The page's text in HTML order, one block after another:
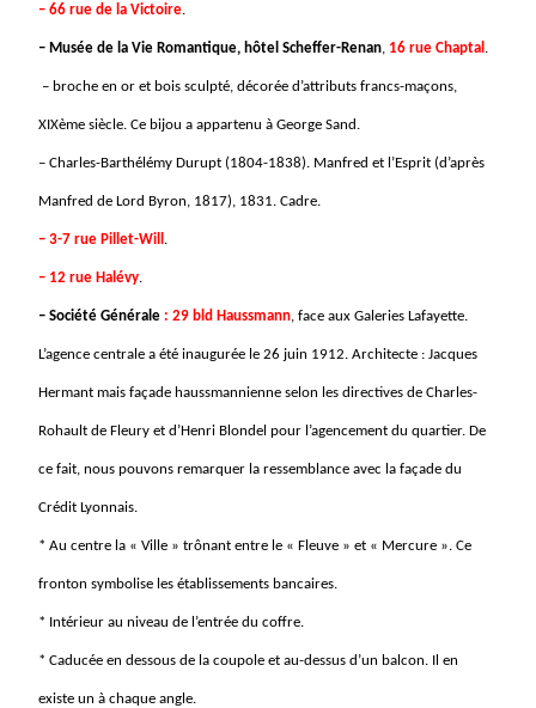
– 66 rue de la Victoire.
– Musée de la Vie Romantique, hôtel Scheffer-Renan 16 rue Chaptal .
– broche en or et bois sculpté, décorée d’attributs francs-maçons,
XIXème siècle. Ce bijou a appartenu à George Sand.
– Charles-Barthélémy Durupt (1804-1838). Manfred et l’Esprit (d’après
Manfred de Lord Byron, 1817), 1831. Cadre.
– 3-7 rue Pillet-Will .
– 12 rue Halévy.
– Société Générale : 29 bld Haussmann , face aux Galeries Lafayette.
L’agence centrale a été inaugurée le 26 juin 1912.Architecte : Jacques
Hermant mais façade haussmannienne selon les directives de Charles-
Rohault de Fleury et d’Henri Blondel pour l’agencement du quartier. De
ce fait, nous pouvons remarquer la ressemblance avec la façade du
Crédit Lyonnais.
* Au centre la « Ville » trônant entre le « Fleuve » et « Mercure ». Ce
fronton symbolise les établissements bancaires.
* Intérieur au niveau de l’entrée du coffre.
* Caducée en dessous de la coupole et au-dessus d’un balcon. Il en
existe un à chaque angle.